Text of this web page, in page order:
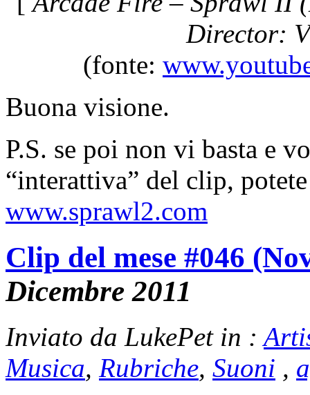
Director:
(fonte:
Buona visione.
P.S. se poi non vi basta e
“interattiva” del clip,
www.sprawl2.com
Clip del mese #046
Dicembre 2011
Inviato da LukePet in :
Musica, Rubriche, Suoni ,